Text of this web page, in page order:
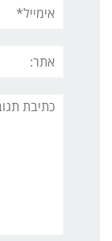
תגובה